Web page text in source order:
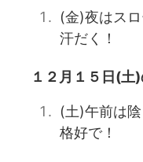
(金)夜はス
汗だく！
１２月１５日(土)
(土)午前は
格好で！